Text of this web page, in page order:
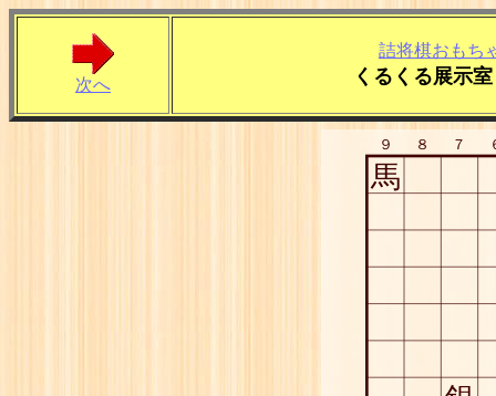
次へ
詰将棋おもち
くるくる展示
９ ８ ７
馬